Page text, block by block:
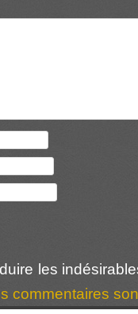
les
commentaires